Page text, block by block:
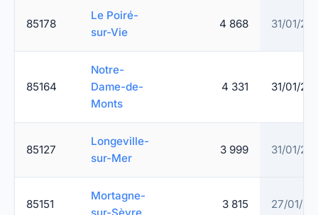
85178
Le Poiré-
sur-Vie
4 868 31/01/
85164
Notre-
Dame-de-
Monts
4 331 31/01/
85127
Longeville-
sur-Mer
3 999 31/01/
85151
Mortagne-
3 815 27/01/